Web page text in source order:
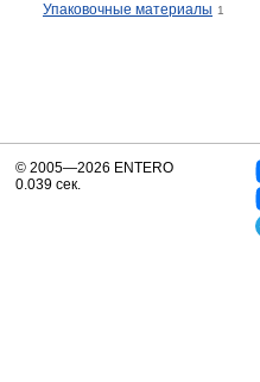
Упаковочные материалы 1
© 2005—2026 ENTERO
0.039 сек.